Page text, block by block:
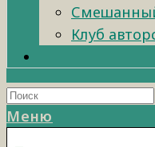
Клуб
Меню